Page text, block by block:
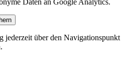
Daten an Google Analytics.
jederzeit über den Navigationspunkt